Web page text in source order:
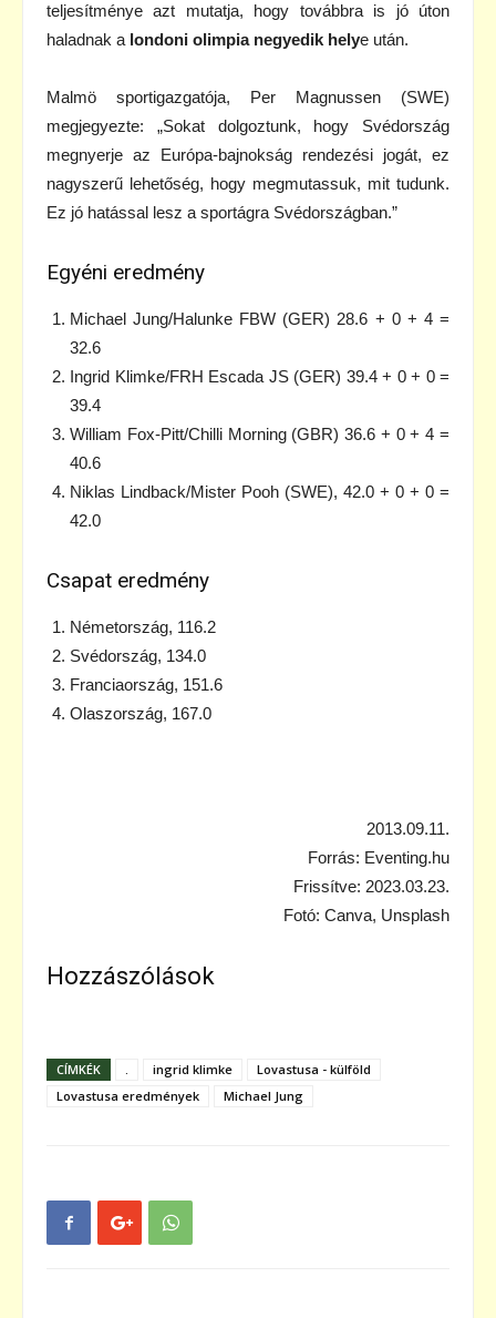
teljesítménye azt mutatja, hogy továbbra is jó úton
haladnak a londoni olimpia negyedik helye után.
Malmö sportigazgatója, Per Magnussen (SWE)
megjegyezte: „Sokat dolgoztunk, hogy Svédország
megnyerje az Európa-bajnokság rendezési jogát, ez
nagyszerű lehetőség, hogy megmutassuk, mit tudunk.
Ez jó hatással lesz a sportágra Svédországban.”
Egyéni eredmény
Michael Jung/Halunke FBW (GER) 28.6 + 0 + 4 =
32.6
Ingrid Klimke/FRH Escada JS (GER) 39.4 + 0 + 0 =
39.4
William Fox-Pitt/Chilli Morning (GBR) 36.6 + 0 + 4 =
40.6
Niklas Lindback/Mister Pooh (SWE), 42.0 + 0 + 0 =
42.0
Csapat eredmény
Németország, 116.2
Svédország, 134.0
Franciaország, 151.6
Olaszország, 167.0
2013.09.11.
Forrás: Eventing.hu
Frissítve: 2023.03.23.
Fotó: Canva, Unsplash
Hozzászólások
CÍMKÉK . ingrid klimke
Lovastusa - külföld
Lovastusa eredmények
Michael Jung